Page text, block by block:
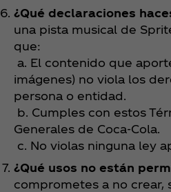
¿Qué declaraciones
una pista musical de
que:
a. El contenido que
imágenes) no viola los
persona o entidad.
b. Cumples con estos
Generales de Coca‑Cola.
c. No violas ninguna ley
¿Qué usos no están
comprometes a no crear,